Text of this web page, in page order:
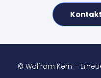
© Wolfram Kern –